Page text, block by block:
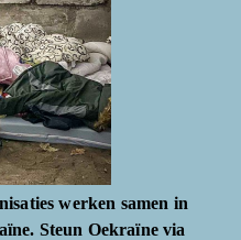
werken samen in
Steun Oekraïne via